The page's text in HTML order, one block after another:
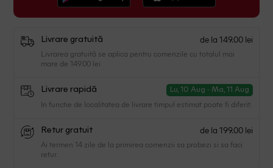
Livrare gratuită de la 149.00 lei
Livrarea gratuită se aplica pentru comenzile cu totalul mai
mare de 149.00 lei
Livrare rapidă Lu, 10 Aug - Ma, 11 Aug
In functie de localitatea de livrare timpul estimat poate fi diferit.
Retur gratuit de la 199.00 lei
Ai termen 14 zile de la primirea comenzii sa probezi si sa faci
retur.